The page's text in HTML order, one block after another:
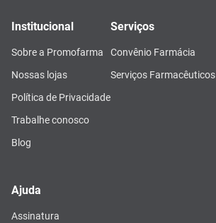
Institucional
Sobre a Promofarma
Nossas lojas
Política de Privacidade
Trabalhe conosco
Blog
Serviços
Convênio Farmácia
Serviços Farmacêuticos
Ajuda
Assinatura